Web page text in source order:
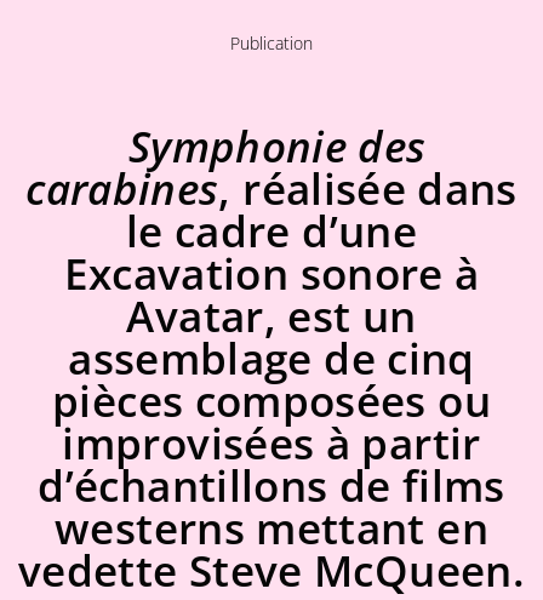
Publication
Symphonie des
carabines, réalisée dans
le cadre d’une
Excavation sonore à
Avatar, est un
assemblage de cinq
pièces composées ou
improvisées à partir
d’échantillons de films
westerns mettant en
vedette Steve McQueen.